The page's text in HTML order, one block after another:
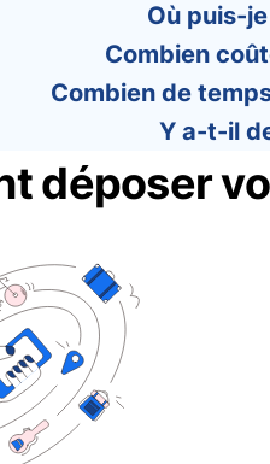
Où puis-
Combien
Combien de
Y a-t-il
déposer